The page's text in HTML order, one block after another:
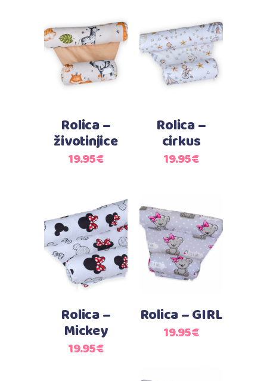
Dodaj u košaricu
Rolica –
životinjice
19.95€
Dodaj u košaricu
Rolica –
cirkus
19.95€
Dodaj u košaricu
Rolica –
Mickey
19.95€
Dodaj u košaricu
Rolica – GIRL
19.95€